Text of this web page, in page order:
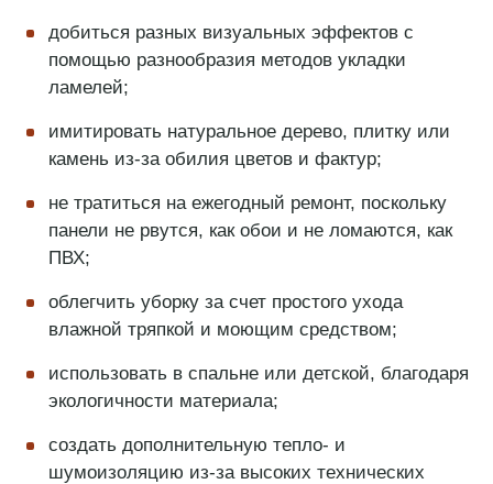
добиться разных визуальных эффектов с
помощью разнообразия методов укладки
ламелей;
имитировать натуральное дерево, плитку или
камень из-за обилия цветов и фактур;
не тратиться на ежегодный ремонт, поскольку
панели не рвутся, как обои и не ломаются, как
ПВХ;
облегчить уборку за счет простого ухода
влажной тряпкой и моющим средством;
использовать в спальне или детской, благодаря
экологичности материала;
создать дополнительную тепло- и
шумоизоляцию из-за высоких технических